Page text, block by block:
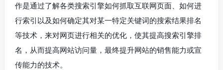
作是通过了解各类搜索引擎如何抓取互联网页面、如何进
行索引以及如何确定其对某一特定关键词的搜索结果排名
等技术，来对网页进行相关的优化，使其提高搜索引擎排
名，从而提高网站访问量，最终提升网站的销售能力或宣
传能力的技术。